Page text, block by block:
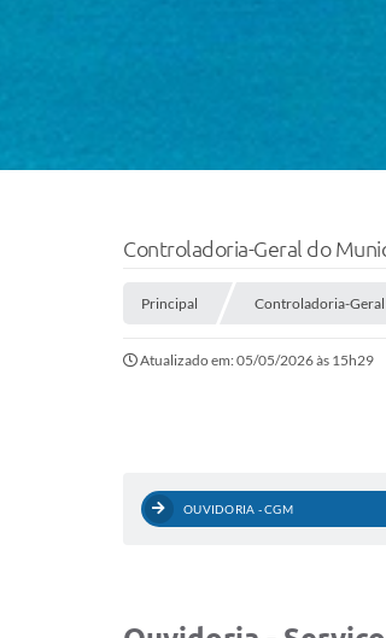
Controladoria-Geral do
Principal Controladoria-
Atualizado em: 05/05/2026 às 15h29
OUVIDORIA - CGM